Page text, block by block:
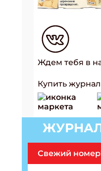
Ждем тебя в
Купить журнал
Свежий